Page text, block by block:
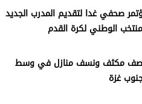
صحفي غدا لتقديم المدرب الجديد
الوطني لكرة القدم
مكثف ونسف منازل في وسط
غزة